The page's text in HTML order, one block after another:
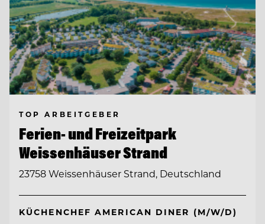
TOP ARBEITGEBER
Ferien- und Freizeitpark
Weissenhäuser Strand
23758 Weissenhäuser Strand, Deutschland
KÜCHENCHEF AMERICAN DINER (M/W/D)